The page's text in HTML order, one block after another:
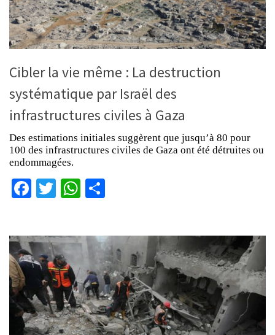
Cibler la vie même : La destruction
systématique par Israël des
infrastructures civiles à Gaza
Des estimations initiales suggèrent que jusqu’à 80 pour
100 des infrastructures civiles de Gaza ont été détruites ou
endommagées.
Facebook
TwitterWhatsApp